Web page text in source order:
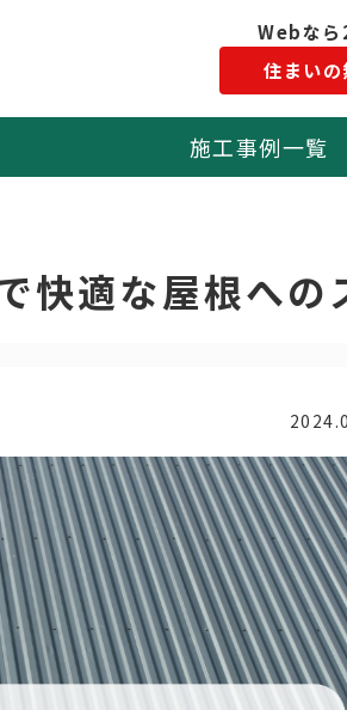
Webな
住まい
施工事例一覧
快適な屋根への